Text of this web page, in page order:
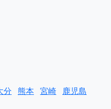
分 熊本 宮崎
鹿児島